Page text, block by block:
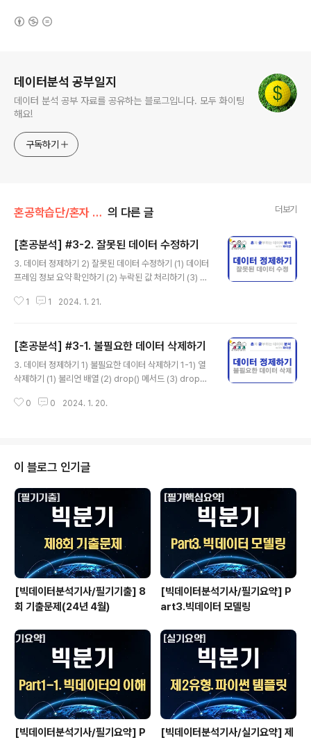
데이터분석 공부일지
데이터 분석 공부 자료를 공유하는 블로그입니다. 모두 화이팅
해요!
구독하기
혼공학습단/혼자 공부하는 데이터 분석 with 파이썬 의 다른 글 더보기
[혼공분석] #3-2. 잘못된 데이터 수정하기
3. 데이터 정제하기 2) 잘못된 데이터 수정하기 (1) 데이터
프레임 정보 요약 확인하기 (2) 누락된 값 처리하기 (3) 정
잘못된 데이터 수정하기 (1) 데이터프레임 정보 요약 확인
s, 0 to 384590 # 전체 행 개수 Data columns (total
13 columns): # 열 개수 # Column Non-Null Count
Dtype --- ------ -------------- ----- 0 번호 384
명 ..
1 1 2024. 1. 21.
[혼공분석] #3-1. 불필요한 데이터 삭제하기
3. 데이터 정제하기 1) 불필요한 데이터 삭제하기 1-1) 열
삭제하기 (1) 불리언 배열 (2) drop() 메서드 (3) dropna
서드 (3) 중복된 행 찾기, duplicated() 메서드 (4) 그룹별
dex 클래스] 객체로 리스트처럼 숫자 인덱스로 참조할 수
있음 print(ns_df.columns) print(ns_df.columns[0])
Index(['번호', '도서명', '저자', '출판사', '발행년도', 'ISB
N',..
0 0 2024. 1. 20.
이 블로그 인기글
[빅데이터분석기사/필기기출] 8
회 기출문제(24년 4월)
[빅데이터분석기사/필기요약] P
art3.빅데이터 모델링
[빅데이터분석기사/필기요약] P
[빅데이터분석기사/실기요약] 제